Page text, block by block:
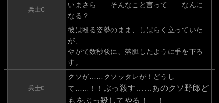
兵士C
いまさら……そんなこと言って……なんに
なる？
彼は殴る姿勢のまま、しばらく立っていた
が、
やがて数秒後に、落胆したように手を下ろ
す。
兵士C
クソが……クソッタレが！どうし
て……！！ ぶっ殺す……あのクソ野郎ど
もをぶっ殺してやる！！！